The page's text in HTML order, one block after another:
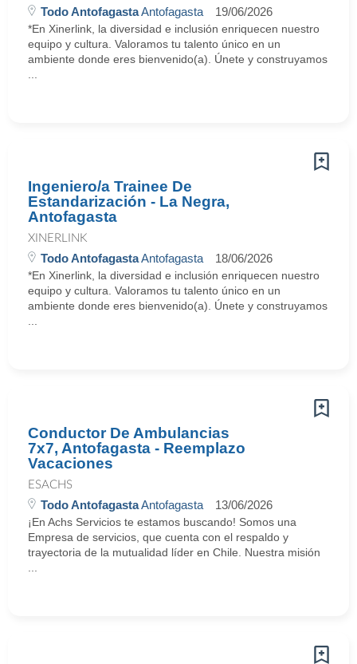
Todo AntofagastaAntofagasta 19/06/2026
*En Xinerlink, la diversidad e inclusión enriquecen nuestro
equipo y cultura. Valoramos tu talento único en un
ambiente donde eres bienvenido(a). Únete y construyamos
Ingeniero/a Trainee De
Estandarización - La Negra,
Antofagasta
XINERLINK
Todo AntofagastaAntofagasta 18/06/2026
*En Xinerlink, la diversidad e inclusión enriquecen nuestro
equipo y cultura. Valoramos tu talento único en un
ambiente donde eres bienvenido(a). Únete y construyamos
Conductor De Ambulancias
7x7, Antofagasta - Reemplazo
Vacaciones
ESACHS
Todo AntofagastaAntofagasta 13/06/2026
¡En Achs Servicios te estamos buscando! Somos una
Empresa de servicios, que cuenta con el respaldo y
trayectoria de la mutualidad líder en Chile. Nuestra misión